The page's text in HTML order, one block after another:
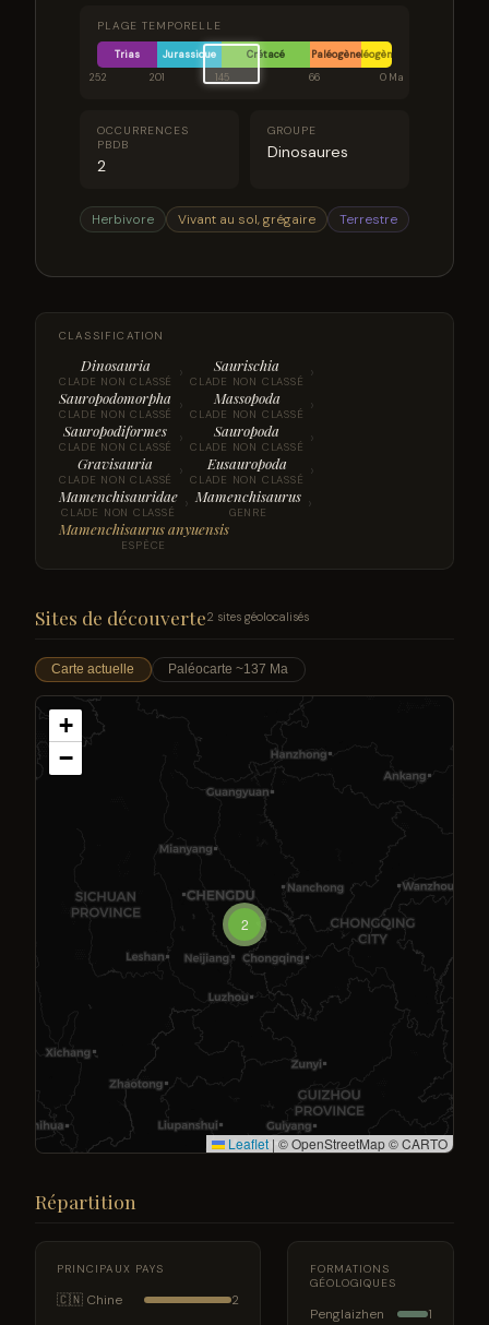
PLAGE TEMPORELLE
Trias Jurassique Crétacé PaléogèneNéogène
252
201 145 66 0 Ma
OCCURRENCES
PBDB
2
GROUPE
Dinosaures
Herbivore Vivant au sol, grégaire Terrestre
CLASSIFICATION
Dinosauria
CLADE NON CLASSÉ › Saurischia
CLADE NON CLASSÉ ›
Sauropodomorpha
CLADE NON CLASSÉ › Massopoda
CLADE NON CLASSÉ ›
Sauropodiformes
CLADE NON CLASSÉ › Sauropoda
CLADE NON CLASSÉ ›
Gravisauria
CLADE NON CLASSÉ › Eusauropoda
CLADE NON CLASSÉ ›
Mamenchisauridae
CLADE NON CLASSÉ › Mamenchisaurus
GENRE ›
Mamenchisaurus anyuensis
ESPÈCE
Sites de découverte2 sites géolocalisés
Carte actuelle Paléocarte ~137 Ma
2
+
−
Leaflet | © OpenStreetMap © CARTO
Répartition
PRINCIPAUX PAYS
🇨🇳 Chine 2
FORMATIONS
GÉOLOGIQUES
Penglaizhen 1